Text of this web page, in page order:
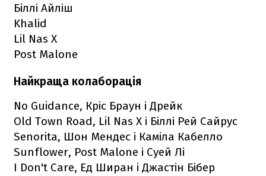
Біллі Айліш
Khalid
Lil Nas X
Post Malone
Найкраща колаборація
No Guidance, Кріс Браун і Дрейк
Old Town Road, Lil Nas X і Біллі Рей Сайрус
Senorita, Шон Мендес і Каміла Кабелло
Sunflower, Post Malone і Суей Лі
I Don't Care, Ед Ширан і Джастін Бібер